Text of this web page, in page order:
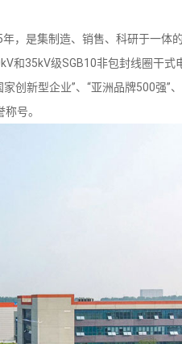
是集制造、销售、科研于一体
和35kV级SGB10非包封线圈干式
创新型企业”、“亚洲品牌500强”
号。